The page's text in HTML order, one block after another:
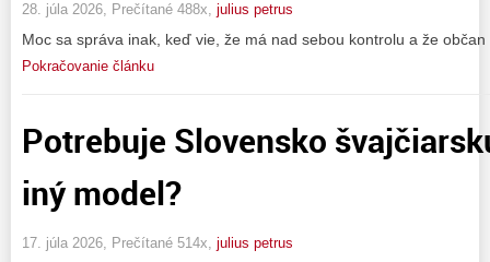
28. júla 2026, Prečítané 488x, julius petrus
Moc sa správa inak, keď vie, že má nad sebou kontrolu a že
Pokračovanie článku
Potrebuje Slovensko
iný model?
17. júla 2026, Prečítané 514x, julius petrus